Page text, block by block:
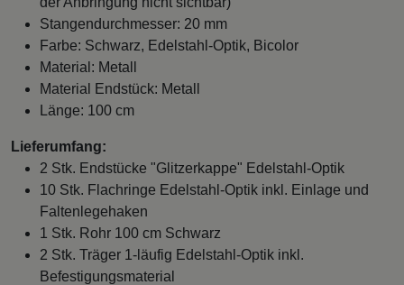
Stangendurchmesser: 20 mm
Farbe: Schwarz, Edelstahl-Optik, Bicolor
Material: Metall
Material Endstück: Metall
Länge: 100 cm
Lieferumfang:
2 Stk. Endstücke "Glitzerkappe" Edelstahl-Optik
10 Stk. Flachringe Edelstahl-Optik inkl. Einlage und
Faltenlegehaken
1 Stk. Rohr 100 cm Schwarz
2 Stk. Träger 1-läufig Edelstahl-Optik inkl.
Befestigungsmaterial